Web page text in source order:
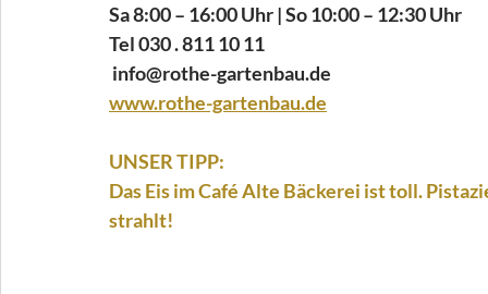
Sa 8:00 – 16:00 Uhr | So 10:00 – 12:30 Uhr
Tel 030 . 811 10 11
info@rothe-gartenbau.de
www.rothe-gartenbau.de
UNSER TIPP:
Das Eis im Café Alte Bäckerei ist toll.
strahlt!